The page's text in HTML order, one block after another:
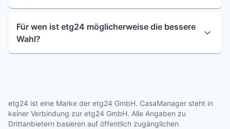
Für wen ist etg24 möglicherweise die bessere
Wahl?
etg24 ist eine Marke der etg24 GmbH. CasaManager steht in
keiner Verbindung zur etg24 GmbH. Alle Angaben zu
Drittanbietern basieren auf öffentlich zugänglichen